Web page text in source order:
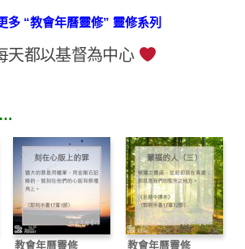
多 “教會年曆靈修” 靈修系列
天都以基督為中心
教會年曆靈修
教會年曆靈修